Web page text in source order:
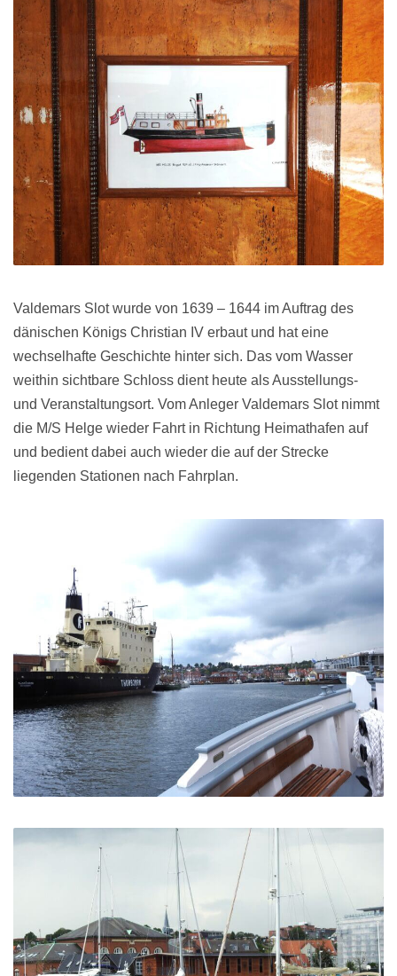
Valdemars Slot wurde von 1639 – 1644 im Auftrag des
dänischen Königs Christian IV erbaut und hat eine
wechselhafte Geschichte hinter sich. Das vom Wasser
weithin sichtbare Schloss dient heute als Ausstellungs-
und Veranstaltungsort. Vom Anleger Valdemars Slot nimmt
die M/S Helge wieder Fahrt in Richtung Heimathafen auf
und bedient dabei auch wieder die auf der Strecke
liegenden Stationen nach Fahrplan.